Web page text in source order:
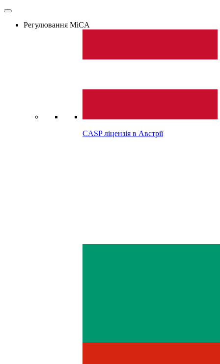
Регулювання MiCA
CASP ліцензія в Австрії